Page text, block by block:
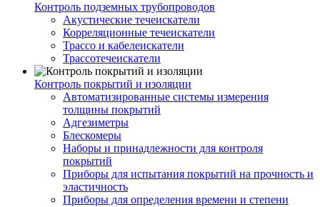
Контроль подземных трубопроводов
Акустические течеискатели
Корреляционные течеискатели
Трассо и кабелеискатели
Трассотечеискатели
Контроль покрытий и изоляции
Автоматизированные системы измерения
толщины покрытий
Адгезиметры
Блескомеры
Наборы и принадлежности для контроля
покрытий
Приборы для испытания покрытий на прочность и
эластичность
Приборы для определения времени и степени